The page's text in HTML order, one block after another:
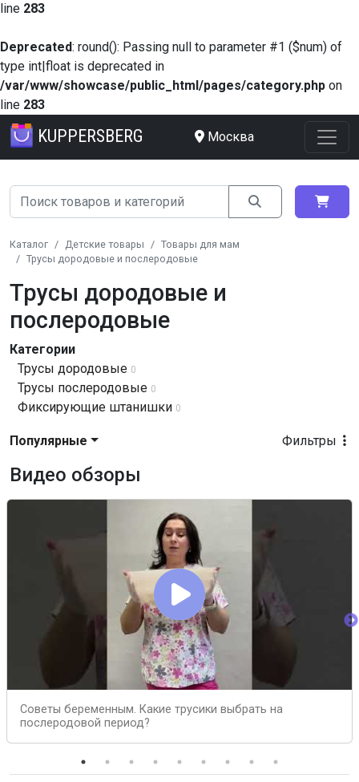
line 283
Deprecated: round(): Passing null to parameter #1 ($num) of
type int|float is deprecated in
/var/www/showcase/public_html/pages/category.php on
line 283
KUPPERSBERG Москва
Каталог Детские товары
Товары для мам
Трусы дородовые и послеродовые
Трусы дородовые и
послеродовые
Категории
Трусы дородовые 0
Трусы послеродовые 0
Фиксирующие штанишки 0
Фильтры
Популярные
Видео обзоры
Советы беременным. Какие трусики выбрать на
послеродовой период?